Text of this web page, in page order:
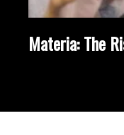
Materia: The